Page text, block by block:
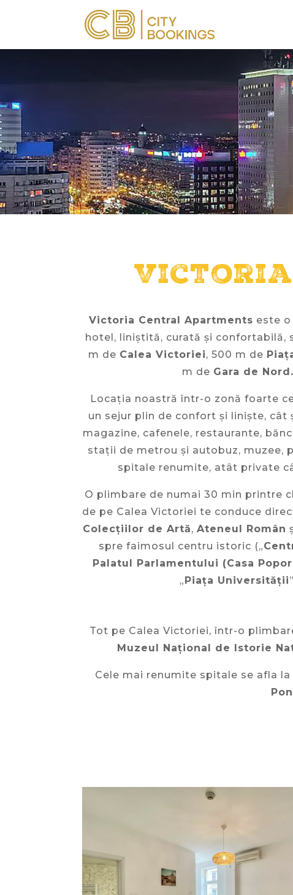
Victoria Central Apartments este
hotel, liniștită, curată și confortabilă,
m de Calea Victoriei, 500 m de
m de Gara de Nord.
Locația noastră într-o zonă foarte
un sejur plin de confort și liniște, cât
magazine, cafenele, restaurante,
stații de metrou și autobuz, muzee,
spitale renumite, atât private
O plimbare de numai 30 min printre
de pe Calea Victoriei te conduce
Colecțiilor de Artă, Ateneul Român
spre faimosul centru istoric („
Palatul Parlamentului (Casa
„ Piața Universității
Tot pe Calea Victoriei, într-o
Muzeul Național de Istorie
Cele mai renumite spitale se afla